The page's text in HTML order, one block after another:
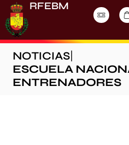
RFEBM
NOTICIAS
ESCUELA
ENTRENADORES